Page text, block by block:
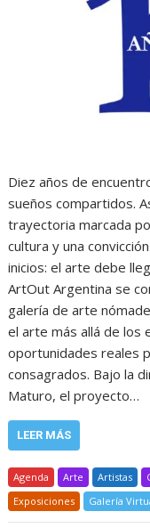
Diez años de
sueños compartidos.
trayectoria marcada
cultura y una
inicios: el arte debe
ArtOut Argentina se
galería de arte
el arte más allá de los
oportunidades reales
consagrados. Bajo la
Maturo, el proyecto…
LEER MÁS
Agenda Arte Artistas
Exposiciones
Galería